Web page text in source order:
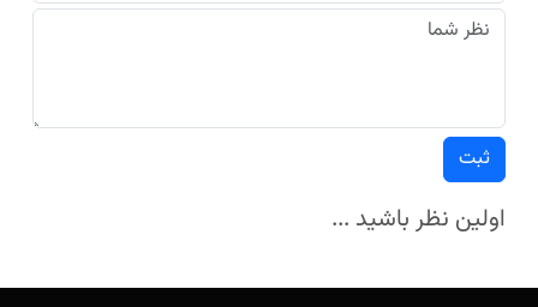
ثبت
اولین نظر باشید ...